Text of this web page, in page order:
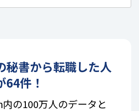
秘書から転職した人
64件！
の100万人のデータと